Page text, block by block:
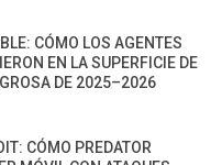
CÓMO LOS AGENTES
EN LA SUPERFICIE DE
DE 2025–2026
CÓMO PREDATOR